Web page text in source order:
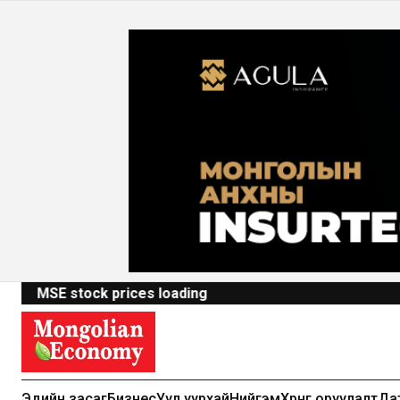
MSE stock prices loading